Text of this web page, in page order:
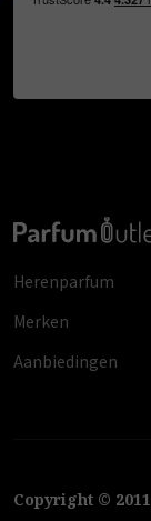
Herenparfum
Merken
Aanbiedingen
Copyright © 2011